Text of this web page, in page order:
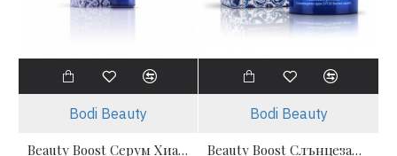
Bodi Beauty
Beauty Boost Серум Хиалуронова магия - Bodi beauty
Bodi Beauty
Beauty Boost Слънцезащитен крем SPF 30 Висока защита - Bodi beauty